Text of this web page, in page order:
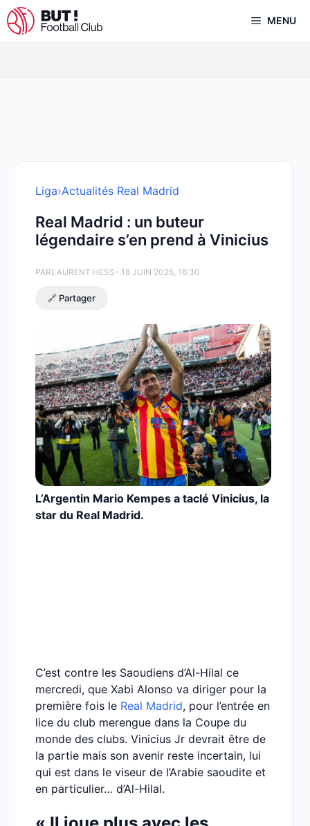
Aller
au
MENU
Liga›Actualités Real Madrid
Real Madrid : un buteur
légendaire s’en prend à Vinicius
PARLAURENT HESS- 18 JUIN 2025, 16:30
🔗 Partager
L’Argentin Mario Kempes a taclé Vinicius, la
star du Real Madrid.
C’est contre les Saoudiens d’Al-Hilal ce
mercredi, que Xabi Alonso va diriger pour la
première fois le Real Madrid, pour l’entrée en
lice du club merengue dans la Coupe du
monde des clubs. Vinicius Jr devrait être de
la partie mais son avenir reste incertain, lui
qui est dans le viseur de l’Arabie saoudite et
en particulier… d’Al-Hilal.